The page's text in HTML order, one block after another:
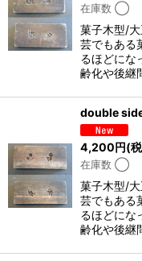
在庫数 ◯
菓子木型/
芸でもある
るほどにな
齢化や後継
double
4,200円(
在庫数 ◯
菓子木型/
芸でもある
るほどにな
齢化や後継